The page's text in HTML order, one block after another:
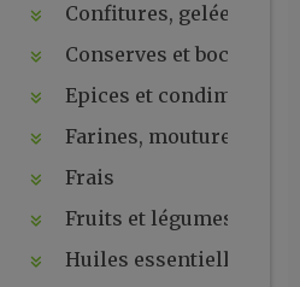
Confitures, gelées,
Conserves et bocaux
Epices et condiments
Farines, moutures et
Frais
Fruits et légumes secs
Huiles essentielles,